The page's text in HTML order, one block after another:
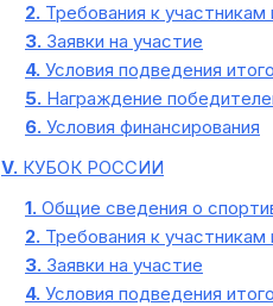
2. Требования к участникам
3. Заявки на участие
4. Условия подведения
5. Награждение
6. Условия финансирования
V. КУБОК РОССИИ
1. Общие сведения о
2. Требования к участникам
3. Заявки на участие
4. Условия подведения